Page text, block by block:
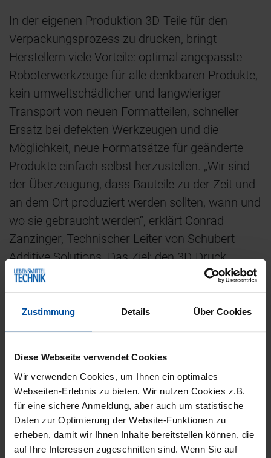
Zustimmung Details Über Cookies
Diese Webseite verwendet Cookies
Wir verwenden Cookies, um Ihnen ein optimales
Webseiten-Erlebnis zu bieten. Wir nutzen Cookies z.B.
für eine sichere Anmeldung, aber auch um statistische
Daten zur Optimierung der Website-Funktionen zu
erheben, damit wir Ihnen Inhalte bereitstellen können, die
auf Ihre Interessen zugeschnitten sind. Wenn Sie auf
In der eigenen Produktion 3D-Teile für den
Verpackungsprozess zu drucken, bringt
Herstellern viele Vorteile: optimal angepasste
Roboterwerkzeuge für alle denkbaren Produkte,
kein umweltschädlicher und langwieriger
Transport von neuen Formatteilen, schneller
Ersatz bei defekten Werkzeugen und die
Möglichkeit, neue Formatsätze für geänderte
Produkte einfach selbst herzustellen. „Wir sind
der Überzeugung, dass Bauteile zu der Zeit und
an dem Ort produziert werden sollten, wann und
wo sie gebraucht werden“, erklärt Conrad
Zanzinger, Technischer Leiter von Schubert
Additive Solutions. Das Ziel: den 3D-Druck
technischer Bauteile bei Kunden in einem
zuverlässigen, sicheren und qualitativ
hochwertigen Prozess zu gewährleisten. Um
das umzusetzen, entschied sich die Schubert-
Gleichmäßig hohe Druckqualität
Wichtig war den Entwicklern, eine sehr einfache
Lösung zu gestalten, die ohne großes Know-
how von jedem genutzt werden kann. Der neue